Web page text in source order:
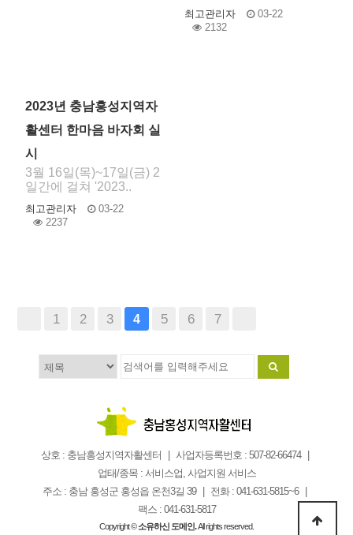
최고관리자
03-22
2132
2023년 충남홍성지역자
활센터 한마음 바자회 실
시
3월 16일(목)~17일(금) 2
일간에 걸쳐 '2023..
최고관리자
03-22
2237
1 2 3 4 5 6 7
상호 : 충남홍성지역자활센터
사업자등록번호 : 507-82-66474
업태/종목 : 서비스업, 사업지원 서비스
주소 : 충남 홍성군 홍성읍 온천3길 39
전화 : 041-631-5815~6
팩스 : 041-631-5817
Copyright ©소유하신 도메인.All rights reserved.